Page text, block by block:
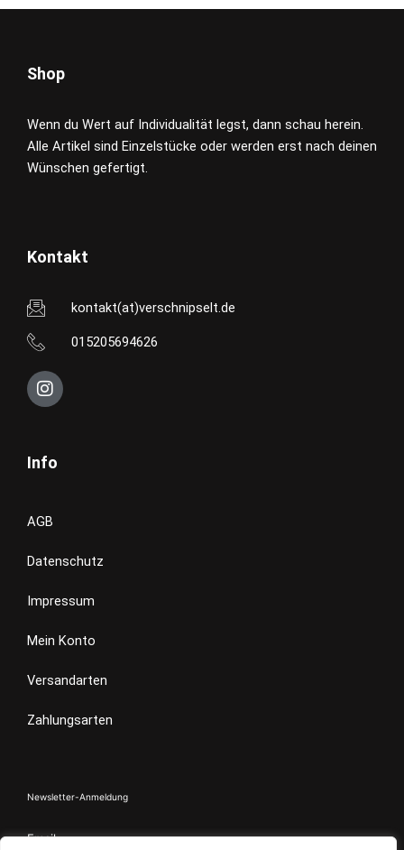
Shop
Wenn du Wert auf Individualität legst, dann schau herein.
Alle Artikel sind Einzelstücke oder werden erst nach deinen
Wünschen gefertigt.
Kontakt
kontakt(at)verschnipselt.de
015205694626
I
n
a
g
m
Info
AGB
Datenschutz
Impressum
Mein Konto
Versandarten
Zahlungsarten
Newsletter-Anmeldung
Email